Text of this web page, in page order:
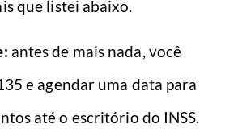
que listei abaixo.
antes de mais nada, você
e agendar uma data para
até o escritório do INSS.